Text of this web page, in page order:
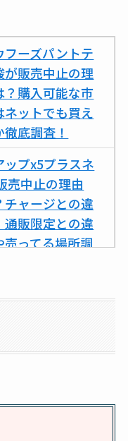
フーズパントテ
が販売中止の理
？購入可能な市
ネットでも買え
徹底調査！
ップx5プラスネ
売中止の理由
チャージとの違
通販限定との違
売ってる場所調
ネシャンプー詰
？ドンキ・ロフ
ど販売店や安い
アテクトゲルが